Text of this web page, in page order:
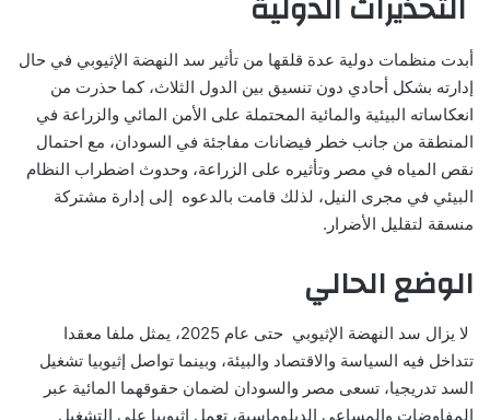
أبدت منظمات دولية عدة قلقها من تأثير سد النهضة الإثيوبي في حال
إدارته بشكل أحادي دون تنسيق بين الدول الثلاث، كما حذرت من
انعكاساته البيئية والمائية المحتملة على الأمن المائي والزراعة في
المنطقة من جانب خطر فيضانات مفاجئة في السودان، مع احتمال
نقص المياه في مصر وتأثيره على الزراعة، وحدوث اضطراب النظام
البيئي في مجرى النيل، لذلك قامت بالدعوه إلى إدارة مشتركة
منسقة لتقليل الأضرار.
الوضع الحالي
لا يزال سد النهضة الإثيوبي حتى عام 2025، يمثل ملفا معقدا
تتداخل فيه السياسة والاقتصاد والبيئة، وبينما تواصل إثيوبيا تشغيل
السد تدريجيا، تسعى مصر والسودان لضمان حقوقهما المائية عبر
المفاوضات والمساعي الدبلوماسية، تعمل إثيوبيا على التشغيل